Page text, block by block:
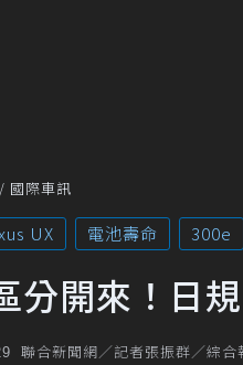
國際車訊
UX 電池壽命 300e
分開來！日
聯合新聞網／記者張振群／綜合